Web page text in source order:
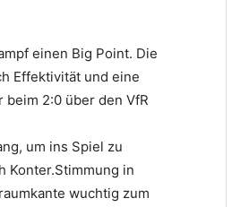
einen Big Point. Die
Effektivität und eine
2:0 über den VfR
um ins Spiel zu
Konter.Stimmung in
wuchtig zum